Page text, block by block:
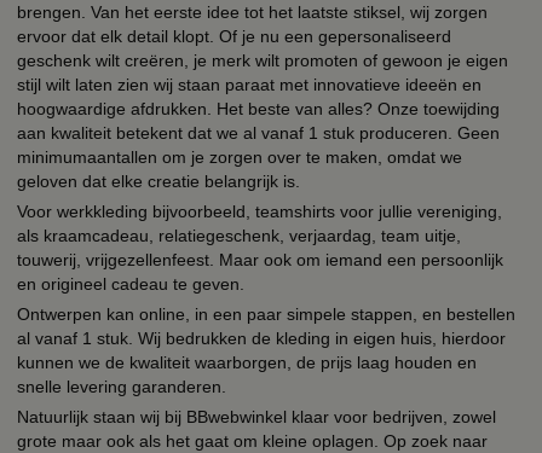
brengen. Van het eerste idee tot het laatste stiksel, wij zorgen
ervoor dat elk detail klopt. Of je nu een gepersonaliseerd
geschenk wilt creëren, je merk wilt promoten of gewoon je eigen
stijl wilt laten zien wij staan paraat met innovatieve ideeën en
hoogwaardige afdrukken. Het beste van alles? Onze toewijding
aan kwaliteit betekent dat we al vanaf 1 stuk produceren. Geen
minimumaantallen om je zorgen over te maken, omdat we
geloven dat elke creatie belangrijk is.
Voor werkkleding bijvoorbeeld, teamshirts voor jullie vereniging,
als kraamcadeau, relatiegeschenk, verjaardag, team uitje,
touwerij, vrijgezellenfeest. Maar ook om iemand een persoonlijk
en origineel cadeau te geven.
Ontwerpen kan online, in een paar simpele stappen, en bestellen
al vanaf 1 stuk. Wij bedrukken de kleding in eigen huis, hierdoor
kunnen we de kwaliteit waarborgen, de prijs laag houden en
snelle levering garanderen.
Natuurlijk staan wij bij BBwebwinkel klaar voor bedrijven, zowel
grote maar ook als het gaat om kleine oplagen. Op zoek naar